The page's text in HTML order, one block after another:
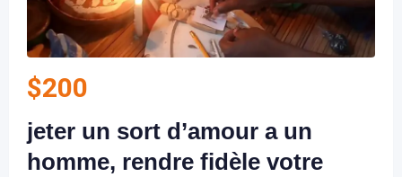
$200
jeter un sort d’amour a un
homme, rendre fidèle votre